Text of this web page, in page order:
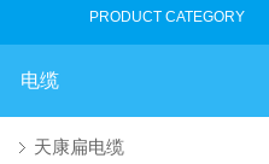
PRODUCT CATEGORY
电缆
天康扁电缆